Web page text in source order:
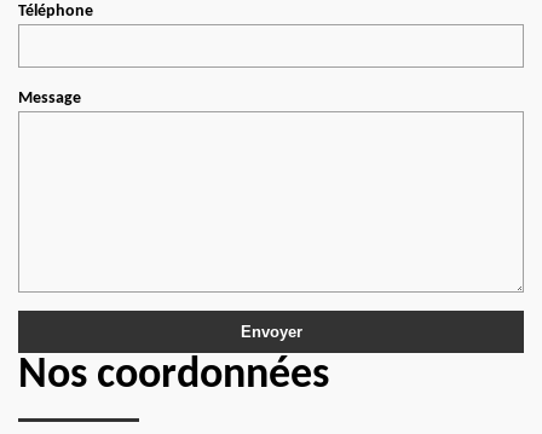
Téléphone
Message
Nos coordonnées